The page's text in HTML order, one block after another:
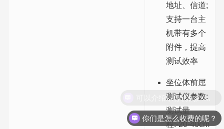
地址、信道;
支持一台主
机带有多个
附件，提高
测试效率
坐位体前屈
测试仪参数:
测试量
程:-20-40cm
你们是怎么收费的呢？